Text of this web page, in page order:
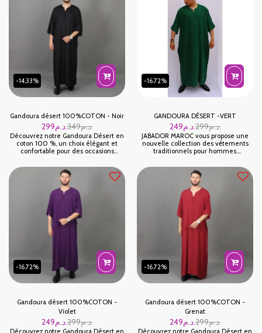
-14.33%
Gandoura désert 100%COTON - Noir
349 د.م. 299 د.م.
Découvrez notre Gandoura Désert en
coton 100 %, un choix élégant et
confortable pour des occasions
tenue blanche offre un style raffiné
tout en assurant votre confort
quotidien.
-16.72%
GANDOURA DÉSERT -VERT
299 د.م. 249 د.م.
JABADOR MAROC vous propose une
nouvelle collection des vêtements
traditionnels pour hommes.
gandoura pour homme idéal pour
Ramadan ou pour fêter vos occasions
familiales. Tissu COTON haut de
gamme .
-16.72%
Gandoura désert 100%COTON -
Violet
299 د.م. 249 د.م.
Découvrez notre Gandoura Désert en
-16.72%
Gandoura désert 100%COTON -
Grenat
299 د.م. 249 د.م.
Découvrez notre Gandoura Désert en